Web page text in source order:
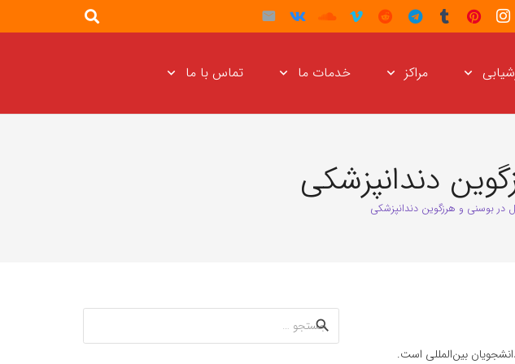
مراکز خدمات ما تماس با ما
دندانپزشکی
در بوسنی و هرزگوین دندانپزشکی
بین‌المللی است.
جستجو
برای: